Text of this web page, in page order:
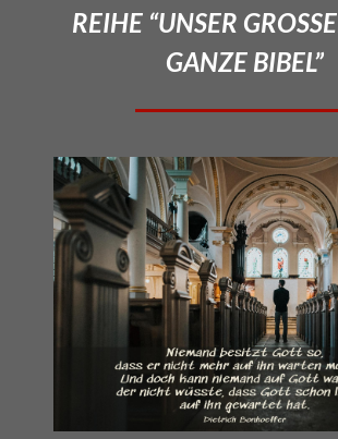
REIHE “UNSER
GANZE BIBEL”